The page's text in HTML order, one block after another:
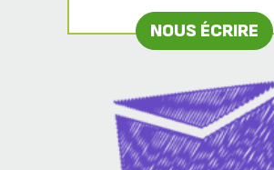
NOUS ÉCRIRE